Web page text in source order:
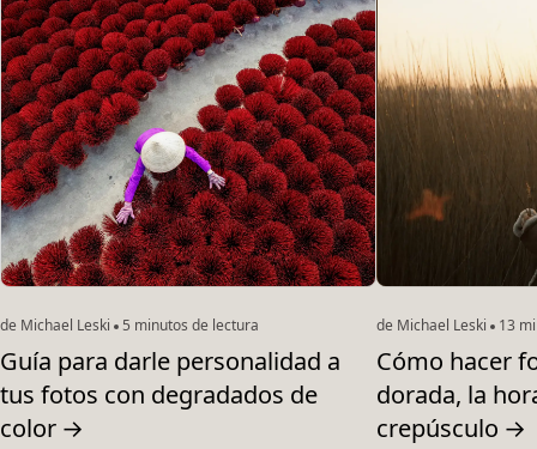
de Michael Leski 5 minutos de lectura
Guía para darle personalidad a
tus fotos con degradados de
color →
de Michael Leski 13
Cómo hacer
dorada, la
crepúsculo →